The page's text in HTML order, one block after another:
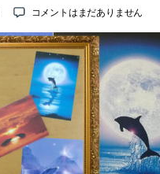
🎨
術
の
秋
🍁
飯
田
マ
リ
ン
コメントはまだありません